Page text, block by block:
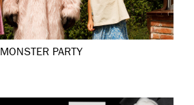
MONSTER PARTY